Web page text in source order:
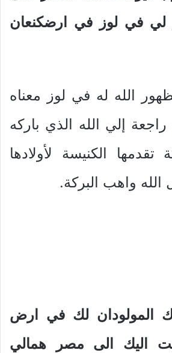
في لوز في ارضكنعان
الله له في لوز معناه
إلي الله الذي باركه
تقدمها الكنيسة لأولادها
واهب البركة.
المولودان لك في ارض
اليك الى مصر همالي